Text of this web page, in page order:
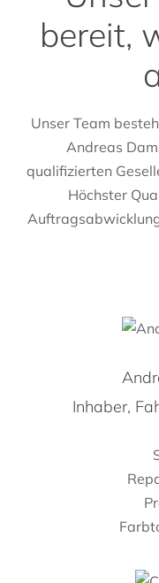
bereit,
Unser Team
Andreas
qualifizierten
Höchster
Inhaber,